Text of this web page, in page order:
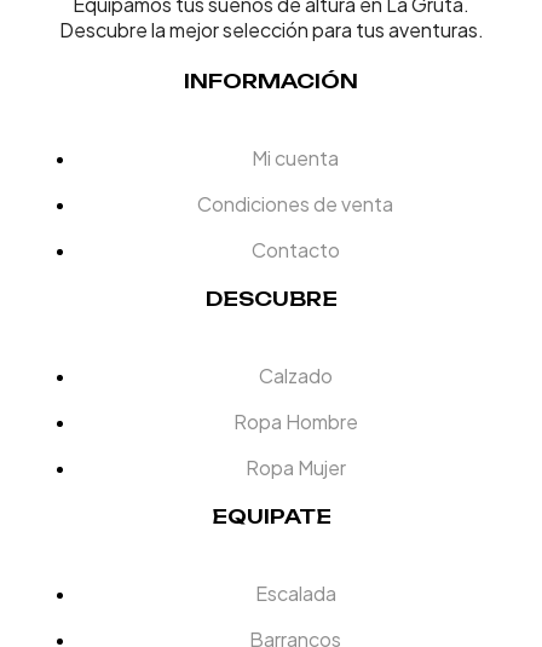
Descubre la mejor selección para tus aventuras.
INFORMACIÓN
Mi cuenta
Condiciones de venta
Contacto
DESCUBRE
Calzado
Ropa Hombre
Ropa Mujer
EQUIPATE
Escalada
Barrancos